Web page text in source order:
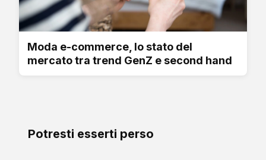
Moda e-commerce, lo stato del
mercato tra trend GenZ e second hand
Potresti esserti perso